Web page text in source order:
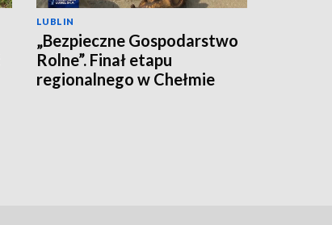
LUBLIN
„Bezpieczne Gospodarstwo
Rolne”. Finał etapu
regionalnego w Chełmie